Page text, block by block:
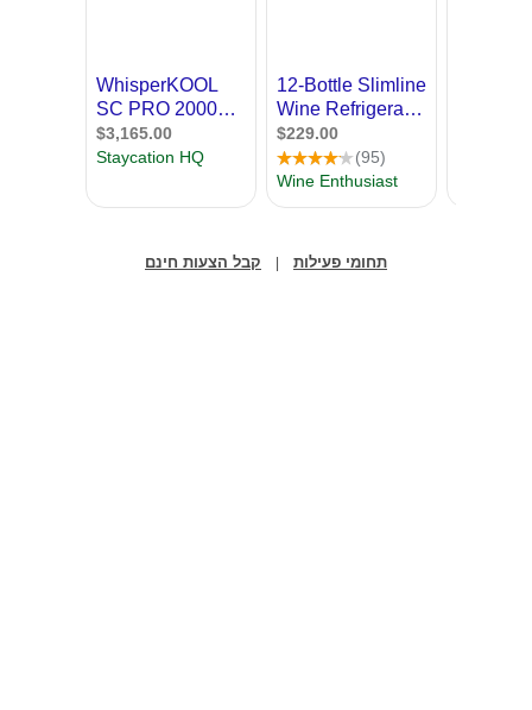
תחומי פעילות | קבל הצעות חינם